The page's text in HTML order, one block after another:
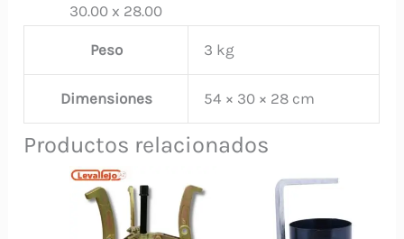
30.00 x 28.00
Peso 3 kg
Dimensiones 54 × 30 × 28 cm
Productos relacionados